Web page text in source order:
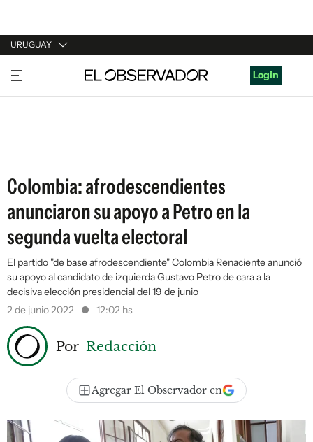
URUGUAY
URUGUAY
ARGENTINA
Login
Colombia: afrodescendientes
anunciaron su apoyo a Petro en la
segunda vuelta electoral
El partido "de base afrodescendiente" Colombia Renaciente anunció
su apoyo al candidato de izquierda Gustavo Petro de cara a la
decisiva elección presidencial del 19 de junio
2 de junio 2022
12:02 hs
Por Redacción
Agregar El Observador en